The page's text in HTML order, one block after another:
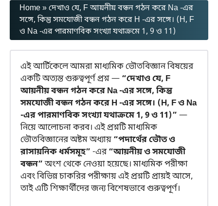
Home»দেখাও যে, F আয়নীয় বন্ধন গঠন করে Na -এর
সঙ্গে, কিন্তু সমযোজী বন্ধন গঠন করে H -এর সঙ্গে। (H, F
ও Na -এর পারমাণবিক সংখ্যা যথাক্রমে 1, 9 ও 11)
এই আর্টিকেলে আমরা মাধ্যমিক ভৌতবিজ্ঞান বিষয়ের
একটি অত্যন্ত গুরুত্বপূর্ণ প্রশ্ন — “দেখাও যে, F
আয়নীয় বন্ধন গঠন করে Na -এর সঙ্গে, কিন্তু
সমযোজী বন্ধন গঠন করে H -এর সঙ্গে। (H, F ও Na
-এর পারমাণবিক সংখ্যা যথাক্রমে 1, 9 ও 11)” —
নিয়ে আলোচনা করব। এই প্রশ্নটি মাধ্যমিক
ভৌতবিজ্ঞানের অষ্টম অধ্যায় “পদার্থের ভৌত ও
রাসায়নিক ধর্মসমূহ” -এর“আয়নীয় ও সমযোজী
বন্ধন”অংশ থেকে নেওয়া হয়েছে। মাধ্যমিক পরীক্ষা
এবং বিভিন্ন চাকরির পরীক্ষায় এই প্রশ্নটি প্রায়ই আসে,
তাই এটি শিক্ষার্থীদের জন্য বিশেষভাবে গুরুত্বপূর্ণ।